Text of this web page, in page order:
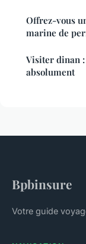
Offrez-vous
marine de
Visiter dinan
absolument
Bpbinsure
Votre guide